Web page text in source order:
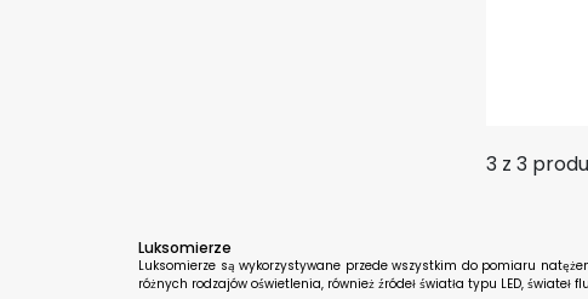
3 z 3
Luksomierze
Luksomierze są wykorzystywane przede wszystkim do pomiaru
różnych rodzajów oświetlenia, również źródeł światła typu LED,